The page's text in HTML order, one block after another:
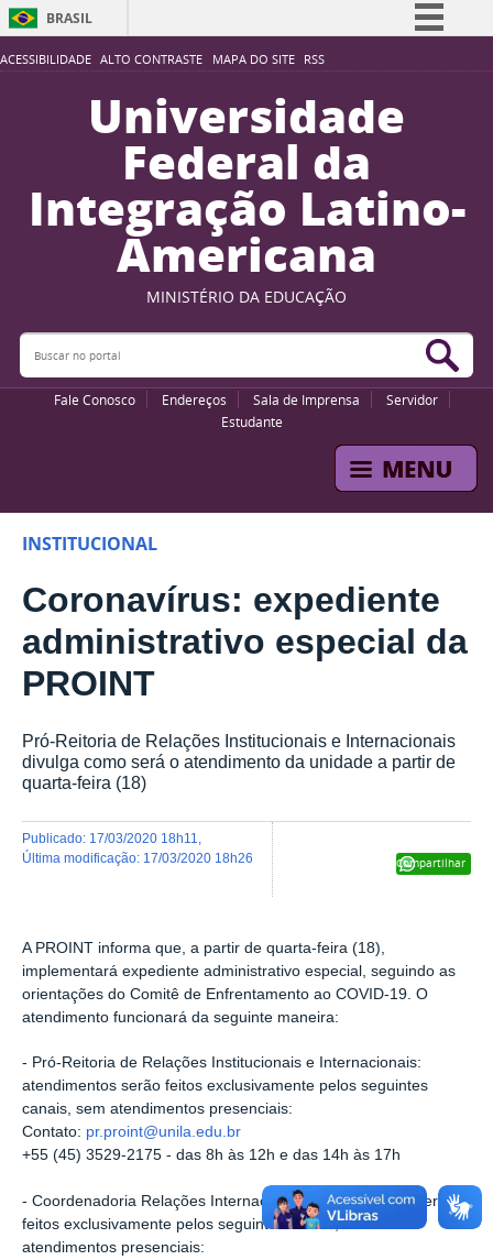
ACESSIBILIDADE ALTO CONTRASTE MAPA DO SITE RSS
BRASIL
Simplifique!
Participe
Acesso à informação
Legislação
Canais
Universidade
Federal da
Integração Latino-
Americana
MINISTÉRIO DA EDUCAÇÃO
Buscar no portal
Fale Conosco Endereços Sala de Imprensa
Servidor
Estudante
INSTITUCIONAL
Coronavírus: expediente
administrativo especial da
PROINT
Pró-Reitoria de Relações Institucionais e Internacionais
divulga como será o atendimento da unidade a partir de
quarta-feira (18)
Compartilhar
publicado: 17/03/2020 18h11
última modificação: 17/03/2020 18h26
A PROINT informa que, a partir de quarta-feira (18),
implementará expediente administrativo especial, seguindo as
orientações do Comitê de Enfrentamento ao COVID-19. O
atendimento funcionará da seguinte maneira:
- Pró-Reitoria de Relações Institucionais e Internacionais:
atendimentos serão feitos exclusivamente pelos seguintes
canais, sem atendimentos presenciais:
Contato: pr.proint@unila.edu.br
+55 (45) 3529-2175 - das 8h às 12h e das 14h às 17h
- Coordenadoria Relações Internacionais: atendimentos serão
feitos exclusivamente pelos seguintes canais, sem
atendimentos presenciais: